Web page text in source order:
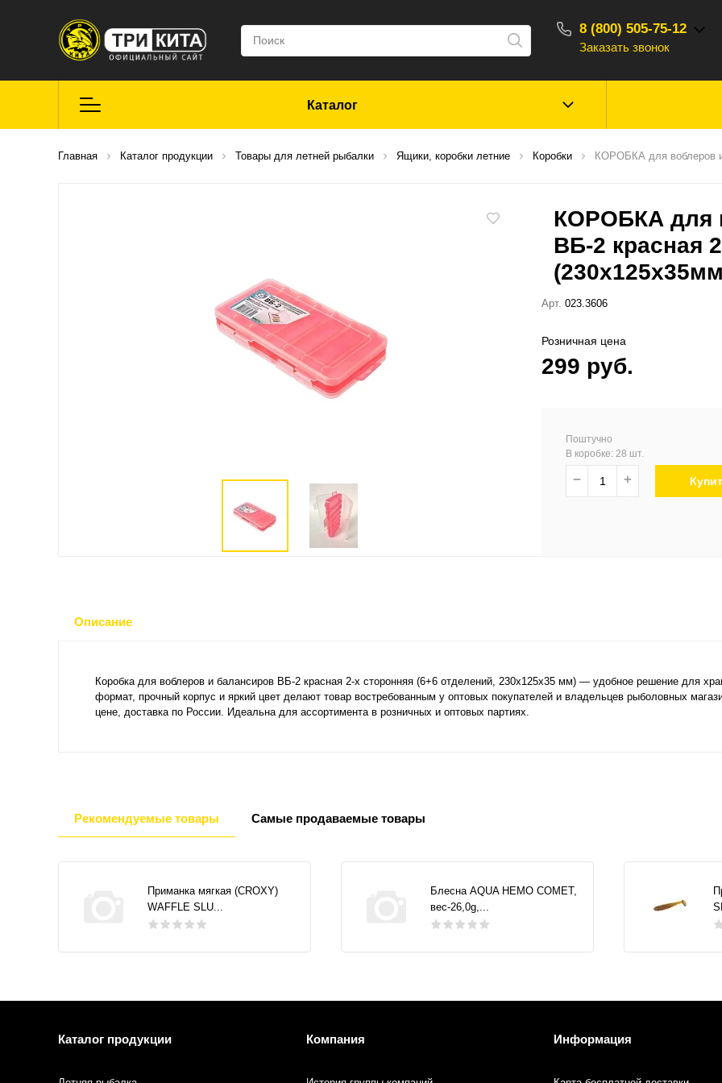
8 (800) 505-75-12
Заказать звонок
Каталог
ароматизаторы
Сторонние
Мягкие приманки
Главная Каталог продукции Товары для летней рыбалки Ящики, коробки летние Коробки КОРОБКА для воблеров
КОРОБКА для
ВБ-2 красная
Арт. 023.3606
Розничная цена
299 руб.
Поштучно
В коробке: 28 шт.
− +
Описание
Коробка для воблеров и балансиров ВБ-2 красная 2-х сторонняя (6+6 отделений, 230х125х35 мм) — удобное решение для
формат, прочный корпус и яркий цвет делают товар востребованным у оптовых покупателей и владельцев рыболовных
цене, доставка по России. Идеальна для ассортимента в розничных и оптовых партиях.
Рекомендуемые товары Самые продаваемые товары
Приманка мягкая (CROXY)
WAFFLE SLU...
Блесна AQUA НЕМО COMET,
вес-26,0g,...
Каталог продукции Компания Информация